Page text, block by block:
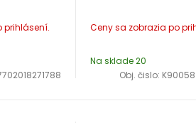
Na sklade 20
Obj. čislo: